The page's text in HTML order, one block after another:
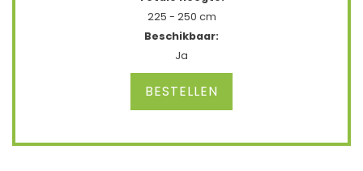
225 - 250 cm
Beschikbaar:
Ja
BESTELLEN